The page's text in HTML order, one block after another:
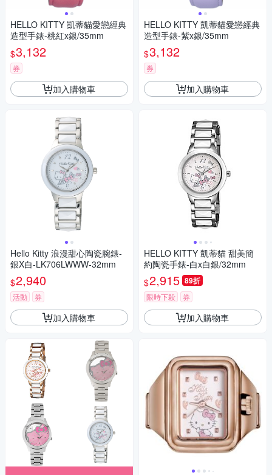
HELLO KITTY 凱蒂貓愛戀經典
造型手錶-桃紅x銀/35mm
$3,132
券
加入購物車
Hello Kitty 浪漫甜心陶瓷腕錶-
銀X白-LK706LWWW-32mm
$2,940
活動 券
加入購物車
HELLO KITTY 凱蒂貓愛戀經典
造型手錶-紫x銀/35mm
$3,132
券
加入購物車
HELLO KITTY 凱蒂貓 甜美簡
約陶瓷手錶-白x白銀/32mm
$2,915 89折
限時下殺 券
加入購物車